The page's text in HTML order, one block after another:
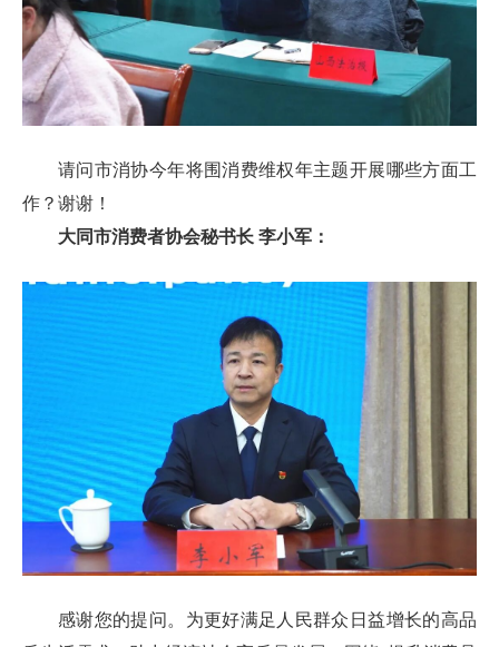
请问市消协今年将围消费维权年主题开展哪些方面工
作？谢谢！
大同市消费者协会秘书长 李小军：
感谢您的提问。为更好满足人民群众日益增长的高品